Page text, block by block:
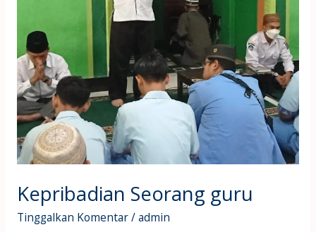
Kepribadian Seorang guru
Tinggalkan Komentar/admin